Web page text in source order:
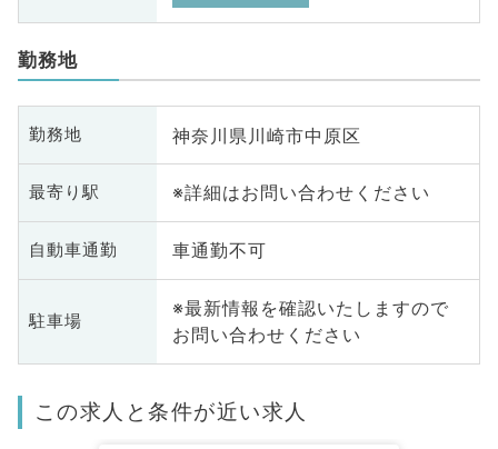
勤務地
勤務地 神奈川県川崎市中原区
最寄り駅 ※詳細はお問い合わせください
自動車通勤 車通勤不可
駐車場
※最新情報を確認いたしますので
お問い合わせください
この求人と条件が近い求人